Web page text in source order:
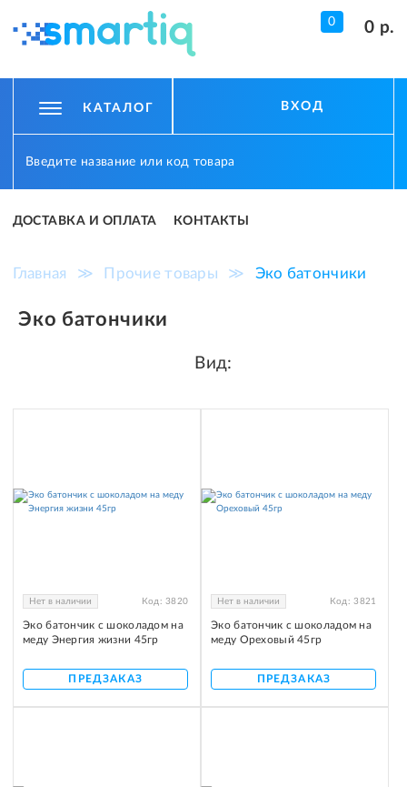
0 0 р.
КАТАЛОГ ВХОД
ДОСТАВКА И ОПЛАТА КОНТАКТЫ
Главная ≫ Прочие товары ≫ Эко батончики
Эко батончики
Вид:
Нет в наличии Код: 3820
Эко батончик с шоколадом на
меду Энергия жизни 45гр
ПРЕДЗАКАЗ
Нет в наличии Код: 3821
Эко батончик с шоколадом на
меду Ореховый 45гр
ПРЕДЗАКАЗ